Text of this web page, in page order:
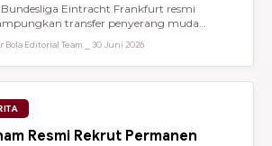
Eintracht Frankfurt resmi
transfer penyerang muda
Bola Editorial Team ⎯ 30 Juni 2026
Resmi Rekrut Permanen